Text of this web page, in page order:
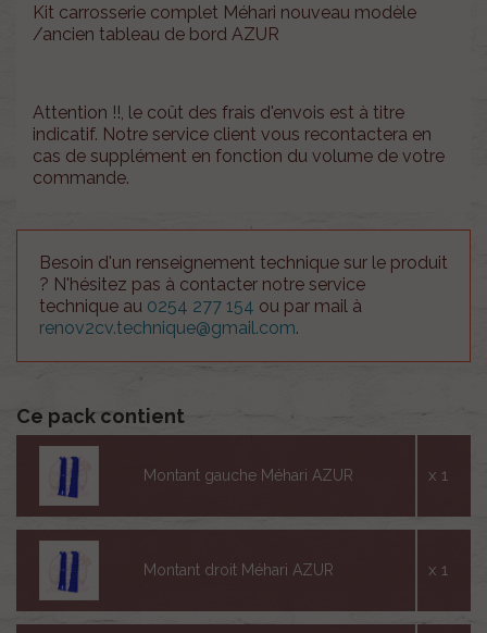
Kit carrosserie complet Méhari nouveau modèle
/ancien tableau de bord AZUR
Attention !!, le coût des frais d'envois est à titre
indicatif. Notre service client vous recontactera en
cas de supplément en fonction du volume de votre
commande.
Besoin d'un renseignement technique sur le produit
? N'hésitez pas à contacter notre service
technique au 0254 277 154 ou par mail à
renov2cv.technique@gmail.com.
Ce pack contient
Montant gauche Méhari AZUR x 1
Montant droit Méhari AZUR x 1